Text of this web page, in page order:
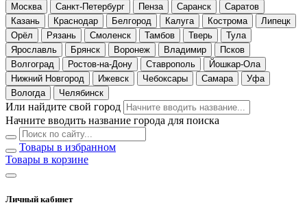
Москва Санкт-Петербург Пенза Саранск
Саратов
Казань
Краснодар Белгород Калуга Кострома
Липецк
Орёл
Рязань Смоленск Тамбов Тверь
Тула
Ярославль
Брянск Воронеж Владимир
Псков
Волгоград
Ростов-на-Дону Ставрополь
Йошкар-Ола
Нижний Новгород
Ижевск Чебоксары Самара
Уфа
Вологда
Челябинск
Или найдите свой город
Начните вводить название города для поиска
Товары в избранном
Товары в корзине
Личный кабинет